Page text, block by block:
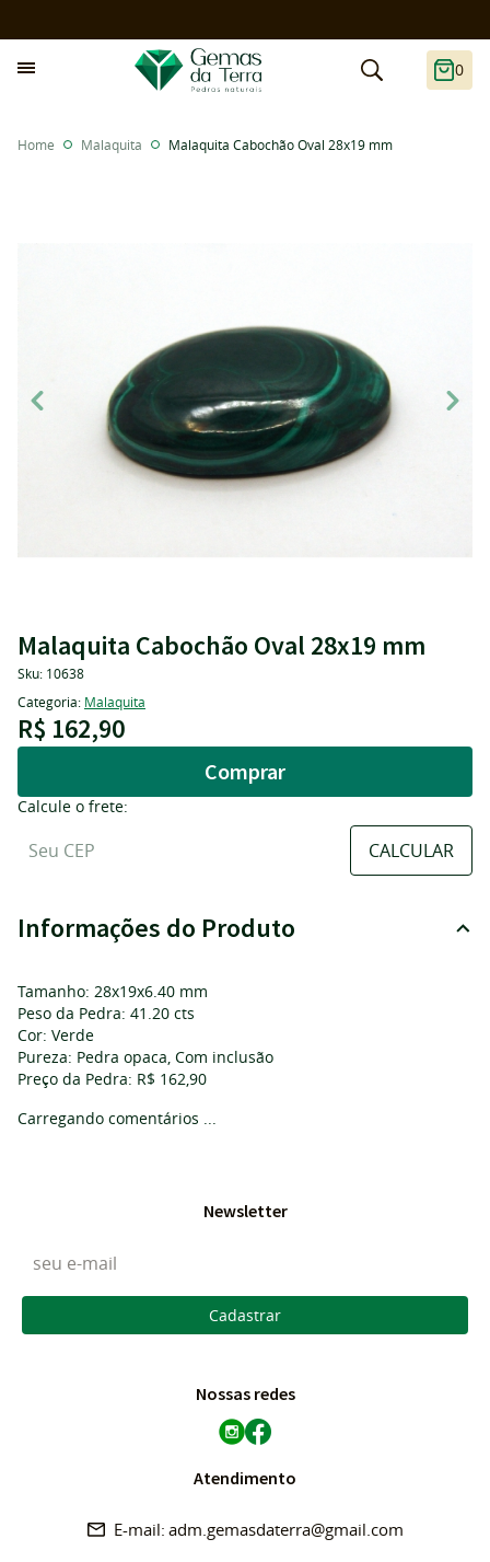
0
Home Malaquita Malaquita Cabochão Oval 28x19 mm
Malaquita Cabochão Oval 28x19 mm
Sku: 10638
Categoria: Malaquita
R$ 162,90
Comprar
Calcule o frete:
Informações do Produto
Tamanho: 28x19x6.40 mm
Peso da Pedra: 41.20 cts
Cor: Verde
Pureza: Pedra opaca, Com inclusão
Preço da Pedra: R$ 162,90
Carregando comentários ...
Newsletter
Cadastrar
Nossas redes
Atendimento
adm.gemasdaterra@gmail.com